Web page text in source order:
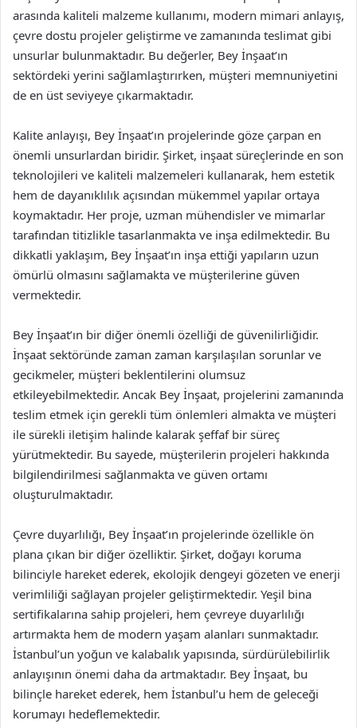
arasında kaliteli malzeme kullanımı, modern mimari anlayış,
çevre dostu projeler geliştirme ve zamanında teslimat gibi
unsurlar bulunmaktadır. Bu değerler, Bey İnşaat’ın
sektördeki yerini sağlamlaştırırken, müşteri memnuniyetini
de en üst seviyeye çıkarmaktadır.
Kalite anlayışı, Bey İnşaat’ın projelerinde göze çarpan en
önemli unsurlardan biridir. Şirket, inşaat süreçlerinde en son
teknolojileri ve kaliteli malzemeleri kullanarak, hem estetik
hem de dayanıklılık açısından mükemmel yapılar ortaya
koymaktadır. Her proje, uzman mühendisler ve mimarlar
tarafından titizlikle tasarlanmakta ve inşa edilmektedir. Bu
dikkatli yaklaşım, Bey İnşaat’ın inşa ettiği yapıların uzun
ömürlü olmasını sağlamakta ve müşterilerine güven
vermektedir.
Bey İnşaat’ın bir diğer önemli özelliği de güvenilirliğidir.
İnşaat sektöründe zaman zaman karşılaşılan sorunlar ve
gecikmeler, müşteri beklentilerini olumsuz
etkileyebilmektedir. Ancak Bey İnşaat, projelerini zamanında
teslim etmek için gerekli tüm önlemleri almakta ve müşteri
ile sürekli iletişim halinde kalarak şeffaf bir süreç
yürütmektedir. Bu sayede, müşterilerin projeleri hakkında
bilgilendirilmesi sağlanmakta ve güven ortamı
oluşturulmaktadır.
Çevre duyarlılığı, Bey İnşaat’ın projelerinde özellikle ön
plana çıkan bir diğer özelliktir. Şirket, doğayı koruma
bilinciyle hareket ederek, ekolojik dengeyi gözeten ve enerji
verimliliği sağlayan projeler geliştirmektedir. Yeşil bina
sertifikalarına sahip projeleri, hem çevreye duyarlılığı
artırmakta hem de modern yaşam alanları sunmaktadır.
İstanbul’un yoğun ve kalabalık yapısında, sürdürülebilirlik
anlayışının önemi daha da artmaktadır. Bey İnşaat, bu
bilinçle hareket ederek, hem İstanbul’u hem de geleceği
korumayı hedeflemektedir.